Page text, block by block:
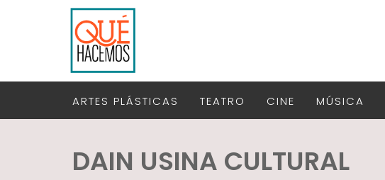
ARTES PLÁSTICAS TEATRO CINE MÚSICA
DAIN USINA CULTURAL